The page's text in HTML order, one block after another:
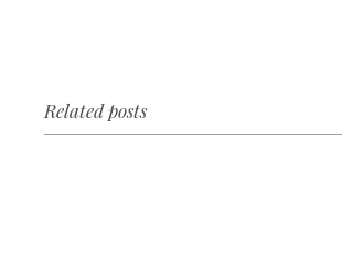
Related posts